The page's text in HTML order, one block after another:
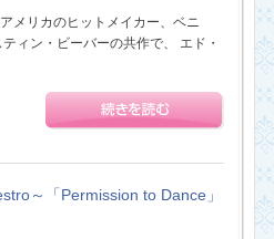
メリカのヒットメイカー、ベニ
ィン・ビーバーの共作で、 エド・
～「Permission to Dance」